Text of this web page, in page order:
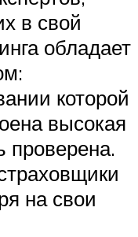
в свой
обладает
которой
высокая
проверена.
на свои